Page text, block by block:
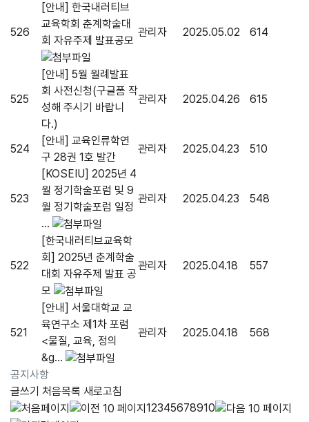
공지사항
526
[안내] 한국내러티브
교육학회 춘계학술대
회 자유주제 발표공모
관리자 2025.05.02 614
525
[안내] 5월 월례발표
회 사전신청(구글폼 작
성해 주시기 바랍니
다.)
관리자 2025.04.26 615
524
[안내] 교육인류학연
구 28권 1호 발간
관리자 2025.04.23 510
523
[KOSEIU] 2025년 4
월 정기학술포럼 및 9
월 정기학술포럼 일정
...
관리자 2025.04.23 548
522
[한국내러티브교육학
회] 2025년 춘계학술
대회 자유주제 발표 공
모
관리자 2025.04.18 557
521
[안내] 서울대학교 교
육연구소 제1차 포럼
<물질, 교육, 정의
&g...
관리자 2025.04.18 568
글쓰기 처음목록 새로고침
12345678910